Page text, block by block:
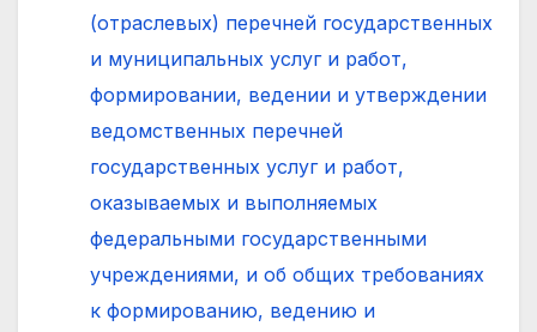
(отраслевых) перечней государственных
и муниципальных услуг и работ,
формировании, ведении и утверждении
ведомственных перечней
государственных услуг и работ,
оказываемых и выполняемых
федеральными государственными
учреждениями, и об общих требованиях
к формированию, ведению и